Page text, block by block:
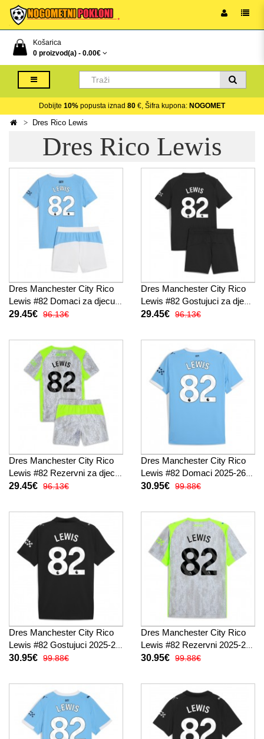
Košarica
0 proizvod(a) - 0.00€
Dobijte 10% popusta iznad 80 €, Šifra kupona: NOGOMET
Dres Rico Lewis
Dres Rico Lewis
Dres Manchester City Rico
Lewis #82 Domaci za djecu
2025-26 Kratak Rukav (+
29.45€ 96.13€
Dres Manchester City Rico
Lewis #82 Gostujuci za djecu
2025-26 Kratak Rukav (+
29.45€ 96.13€
Dres Manchester City Rico
Lewis #82 Rezervni za djecu
2025-26 Kratak Rukav (+
29.45€ 96.13€
Dres Manchester City Rico
Lewis #82 Domaci 2025-26
Kratak Rukav
30.95€ 99.88€
Dres Manchester City Rico
Lewis #82 Gostujuci 2025-26
Kratak Rukav
30.95€ 99.88€
Dres Manchester City Rico
Lewis #82 Rezervni 2025-26
Kratak Rukav
30.95€ 99.88€